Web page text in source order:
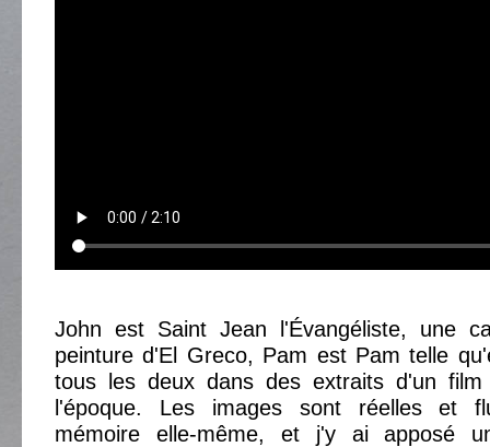
John est Saint Jean l'Évangéliste, une
peinture d'El Greco, Pam est Pam telle
tous les deux dans des extraits d'un
l'époque. Les images sont réelles et
mémoire elle-même, et j'y ai apposé